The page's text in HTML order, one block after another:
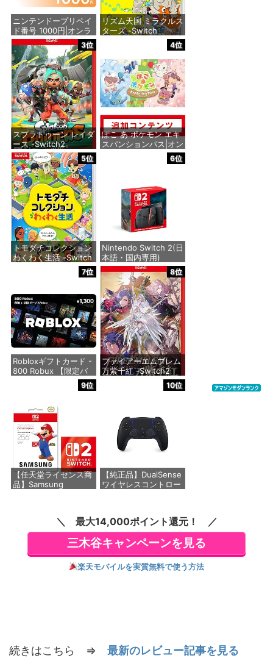
ニンテンドープリペイ
ド番号 1000円|オンラ
インコード版
価格：¥1,000
リズム天国 ミラクルス
ターズ -Switch
価格：¥5,645
3位
スプラトゥーン レイダ
ース -Switch2
価格：¥6,445
4位
ぽこ あ ポケモン エキ
スパンションパス|オン
5位
トモダチコレクション
わくわく生活 -Switch
価格：¥6,144
6位
Nintendo Switch 2(日
本語・国内専用)
価格：¥55,871
7位
Robloxギフトカード -
800 Robux 【限定バ
ーチャルアイテムを含
む】 【オンラインゲー
ス | オンラインコード
版
価格：¥1,300
8位
ファイアーエムブレム
万紫千紅 -Switch2
価格：¥8,979
9位
【任天堂ライセンス商
品】Samsung
ムスン マイクロSDエ
クスプレスカード
【Amazon.co.jp限定
特典】Nintendo S
10位
【純正品】DualSense
ワイヤレスコントロー
価格：¥10,737
最大14,000ポイント還元！
三木谷キャンペーンを見る
楽天モバイルを実質無料で使う方法
続きはこちら ⇒ 最新のレビュー記事を見る